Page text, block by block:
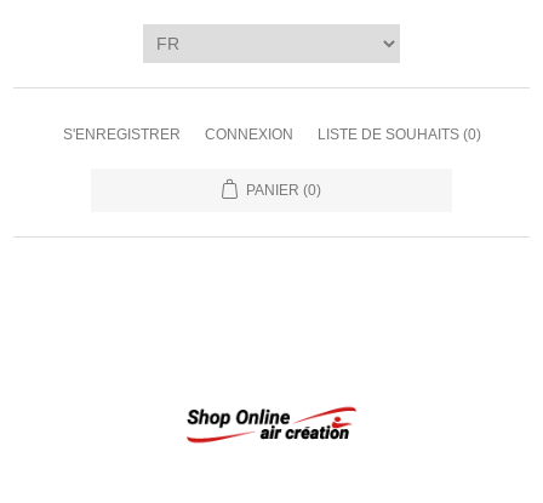
S'ENREGISTRER CONNEXION LISTE DE SOUHAITS (0)
PANIER (0)